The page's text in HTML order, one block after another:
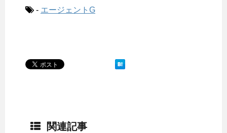
- エージェントG
関連記事